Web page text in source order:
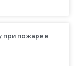
при пожаре в